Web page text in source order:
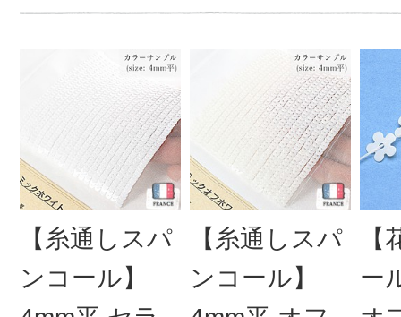
【糸通しスパ
ンコール】
【糸通しスパ
ンコール】
ー